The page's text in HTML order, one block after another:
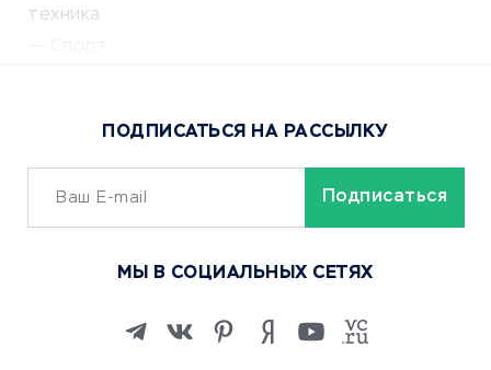
техника
Сервисы доставки
ОБУЧЕНИЕ И РАБОТА
Изучение иностранных
ПОДПИСАТЬСЯ НА РАССЫЛКУ
МЫ В СОЦИАЛЬНЫХ СЕТЯХ